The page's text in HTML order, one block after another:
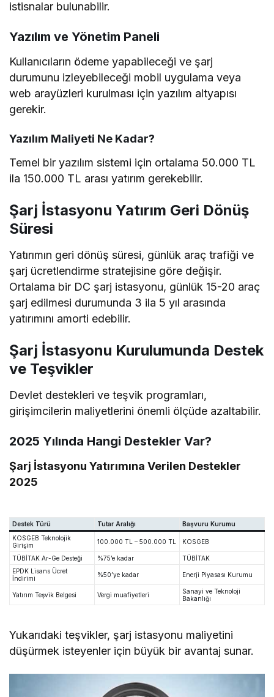
istisnalar bulunabilir.
Yazılım ve Yönetim Paneli
Kullanıcıların ödeme yapabileceği ve şarj
durumunu izleyebileceği mobil uygulama veya
web arayüzleri kurulması için yazılım altyapısı
gerekir.
Yazılım Maliyeti Ne Kadar?
Temel bir yazılım sistemi için ortalama 50.000 TL
ila 150.000 TL arası yatırım gerekebilir.
Şarj İstasyonu Yatırım Geri Dönüş
Süresi
Yatırımın geri dönüş süresi, günlük araç trafiği ve
şarj ücretlendirme stratejisine göre değişir.
Ortalama bir DC şarj istasyonu, günlük 15-20 araç
şarj edilmesi durumunda 3 ila 5 yıl arasında
yatırımını amorti edebilir.
Şarj İstasyonu Kurulumunda Destek
ve Teşvikler
Devlet destekleri ve teşvik programları,
girişimcilerin maliyetlerini önemli ölçüde azaltabilir.
2025 Yılında Hangi Destekler Var?
Şarj İstasyonu Yatırımına Verilen Destekler
2025
Destek Türü Tutar Aralığı
Başvuru Kurumu
KOSGEB Teknolojik
Girişim
100.000 TL – 500.000 TL KOSGEB
TÜBİTAK Ar-Ge Desteği %75’e kadar
TÜBİTAK
EPDK Lisans Ücret
İndirimi
%50’ye kadar Enerji Piyasası Kurumu
Yatırım Teşvik Belgesi Vergi muafiyetleri
Sanayi ve Teknoloji
Bakanlığı
Yukarıdaki teşvikler, şarj istasyonu maliyetini
düşürmek isteyenler için büyük bir avantaj sunar.